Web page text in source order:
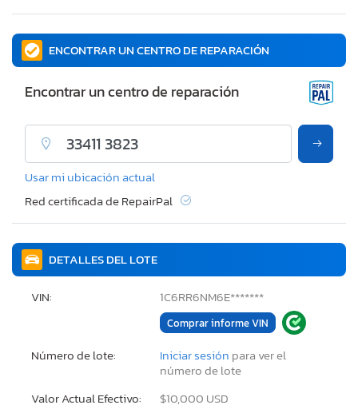
DETALLES DEL LOTE
VIN: 1C6RR6NM6E*******
Comprar informe VIN
Número de lote: Iniciar sesión para ver el
número de lote
Valor Actual Efectivo:
$10,000 USD
ENCONTRAR UN CENTRO DE REPARACIÓN
Encontrar un centro de reparación
Usar mi ubicación actual
Red certificada de RepairPal